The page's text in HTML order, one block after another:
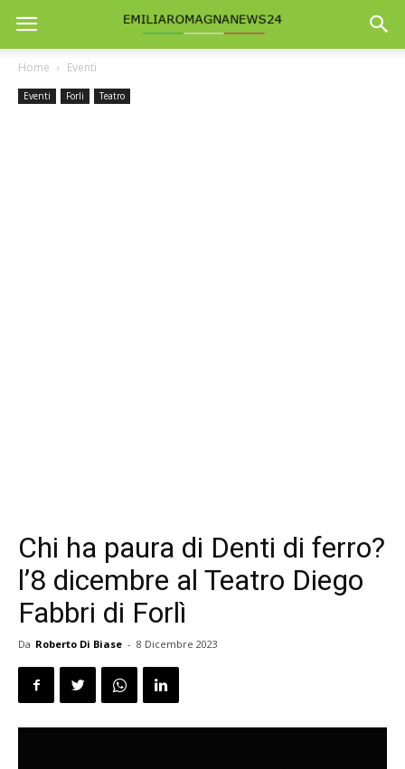
Home Eventi
Eventi Forli Teatro
Chi ha paura di Denti di ferro?
l’8 dicembre al Teatro Diego
Fabbri di Forlì
Da Roberto Di Biase - 8 Dicembre 2023